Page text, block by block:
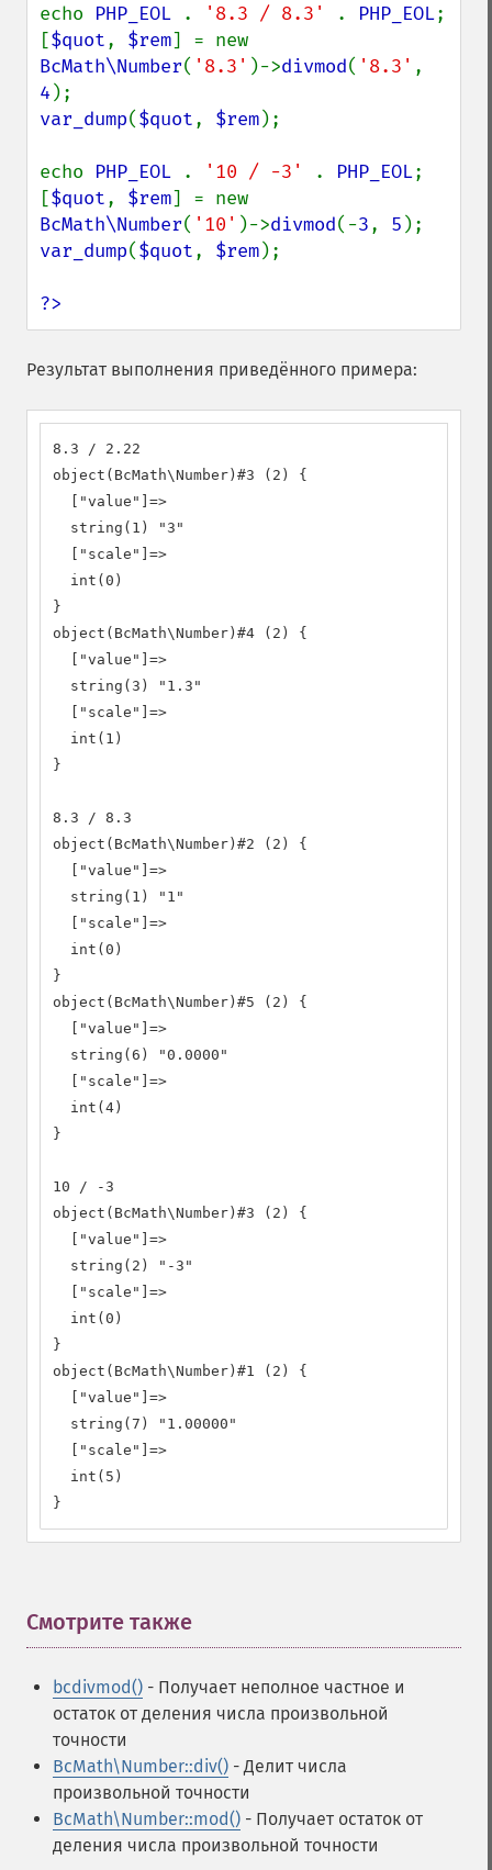
echo PHP_EOL . '8.3 / 8.3' . PHP_EOL;
[$quot, $rem
BcMath\Number( '8.3' )->divmod( '8.3'
4
var_dump($quot, $rem);
echo PHP_EOL . '10 / -3' . PHP_EOL;
[$quot, $rem
BcMath\Number( '10' )->divmod(-3, 5
var_dump($quot, $rem);
?>
Результат выполнения приведённого примера:
8.3 / 2.22
object(BcMath\Number)#3 (2) {
  ["value"]=>
  string(1) "3"
  ["scale"]=>
  int(0)
}
object(BcMath\Number)#4 (2) {
  ["value"]=>
  string(3) "1.3"
  ["scale"]=>
  int(1)
}
8.3 / 8.3
object(BcMath\Number)#2 (2) {
  ["value"]=>
  string(1) "1"
  ["scale"]=>
  int(0)
}
object(BcMath\Number)#5 (2) {
  ["value"]=>
  string(6) "0.0000"
  ["scale"]=>
  int(4)
}
10 / -3
object(BcMath\Number)#3 (2) {
  ["value"]=>
  string(2) "-3"
  ["scale"]=>
  int(0)
}
object(BcMath\Number)#1 (2) {
  ["value"]=>
  string(7) "1.00000"
  ["scale"]=>
  int(5)
}
Смотрите также
bcdivmod() - Получает неполное частное и
остаток от деления числа произвольной
точности
BcMath\Number::div() - Делит числа
произвольной точности
BcMath\Number::mod() - Получает остаток от
деления числа произвольной точности